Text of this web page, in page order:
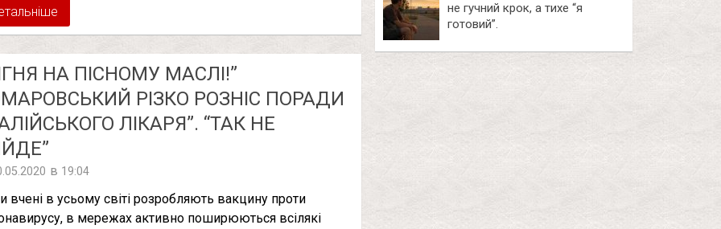
НА ПІСНОМУ МАСЛІ!”
РІЗКО РОЗНІС ПОРАДИ
ЛІКАРЯ”. “ТАК НЕ
в 19:04
вчені в усьому світі розробляють вакцину проти
в мережах активно поширюються всілякі
не гучний крок, а тихе “я
готовий”.